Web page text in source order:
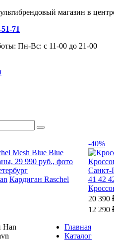
магазин в
71
Пн-Вс: с 11-00 до 21-00
Кардиган Raschel
-40%
41 42
20 390
12 290
Главная
Каталог